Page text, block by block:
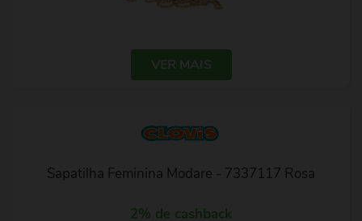
VER MAIS
Sapatilha Feminina Modare - 7337117 Rosa
2% de cashback